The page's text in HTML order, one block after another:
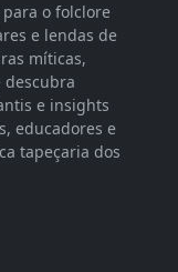
o folclore
e lendas de
míticas,
descubra
e insights
educadores e
tapeçaria dos